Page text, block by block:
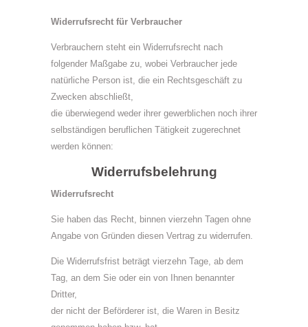
Widerrufsrecht für Verbraucher
Verbrauchern steht ein Widerrufsrecht nach
folgender Maßgabe zu, wobei Verbraucher jede
natürliche Person ist, die ein Rechtsgeschäft zu
Zwecken abschließt,
die überwiegend weder ihrer gewerblichen noch ihrer
selbständigen beruflichen Tätigkeit zugerechnet
werden können:
Widerrufsbelehrung
Widerrufsrecht
Sie haben das Recht, binnen vierzehn Tagen ohne
Angabe von Gründen diesen Vertrag zu widerrufen.
Die Widerrufsfrist beträgt vierzehn Tage, ab dem
Tag, an dem Sie oder ein von Ihnen benannter
Dritter,
der nicht der Beförderer ist, die Waren in Besitz